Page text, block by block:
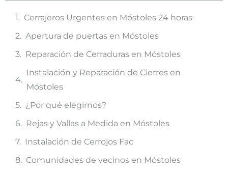
Cerrajeros Urgentes en Móstoles 24 horas
Apertura de puertas en Móstoles
Reparación de Cerraduras en Móstoles
Instalación y Reparación de Cierres en
Móstoles
¿Por qué elegirnos?
Rejas y Vallas a Medida en Móstoles
Instalación de Cerrojos Fac
Comunidades de vecinos en Móstoles